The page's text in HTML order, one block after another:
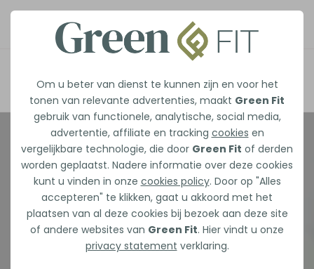
Om u beter van dienst te kunnen zijn en voor het
tonen van relevante advertenties, maakt Green Fit
gebruik van functionele, analytische, social media,
advertentie, affiliate en tracking cookies en
vergelijkbare technologie, die door Green Fit of derden
worden geplaatst. Nadere informatie over deze cookies
kunt u vinden in onze cookies policy. Door op "Alles
accepteren" te klikken, gaat u akkoord met het
plaatsen van al deze cookies bij bezoek aan deze site
of andere websites van Green Fit. Hier vindt u onze
privacy statement verklaring.
Afspraak maken